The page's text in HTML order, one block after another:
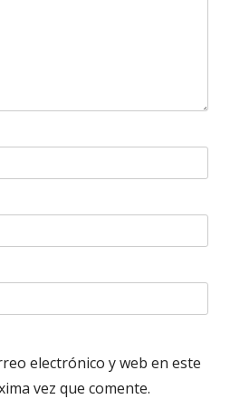
electrónico y web en este
vez que comente.